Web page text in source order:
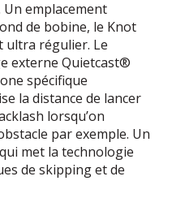
emplacement
de bobine, le Knot
ultra régulier. Le
externe Quietcast®
spécifique
la distance de lancer
lorsqu’on
par exemple. Un
met la technologie
de skipping et de